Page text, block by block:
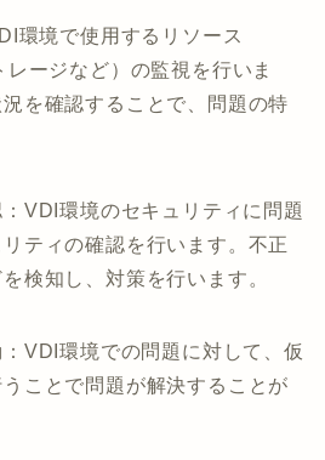
環境で使用するリソース
レージなど）の監視を行いま
を確認することで、問題の特
：VDI環境のセキュリティに問題
ティの確認を行います。不正
検知し、対策を行います。
：VDI環境での問題に対して、仮
ことで問題が解決することが